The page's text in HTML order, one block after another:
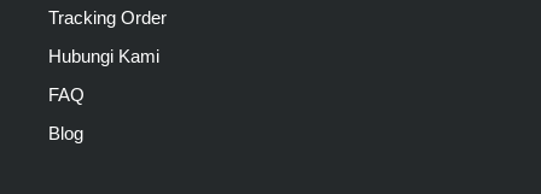
Tracking Order
Hubungi Kami
FAQ
Blog